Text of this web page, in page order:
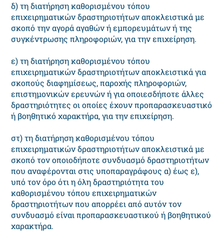
δ) τη διατήρηση καθορισμένου τόπου
επιχειρηματικών δραστηριοτήτων αποκλειστικά με
σκοπό την αγορά αγαθών ή εμπορευμάτων ή της
συγκέντρωσης πληροφοριών, για την επιχείρηση.
ε) τη διατήρηση καθορισμένου τόπου
επιχειρηματικών δραστηριοτήτων αποκλειστικά για
σκοπούς διαφημίσεως, παροχής πληροφοριών,
επιστημονικών ερευνών ή για οποιεσδήποτε άλλες
δραστηριότητες οι οποίες έχουν προπαρασκευαστικό
ή βοηθητικό χαρακτήρα, για την επιχείρηση.
στ) τη διατήρηση καθορισμένου τόπου
επιχειρηματικών δραστηριοτήτων αποκλειστικά με
σκοπό τον οποιοδήποτε συνδυασμό δραστηριοτήτων
που αναφέρονται στις υποπαραγράφους α) έως ε),
υπό τον όρο ότι η όλη δραστηριότητα του
καθορισμένου τόπου επιχειρηματικών
δραστηριοτήτων που απορρέει από αυτόν τον
συνδυασμό είναι προπαρασκευαστικού ή βοηθητικού
χαρακτήρα.